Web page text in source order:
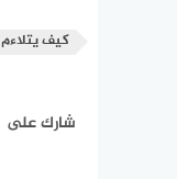
كيف
شارك على